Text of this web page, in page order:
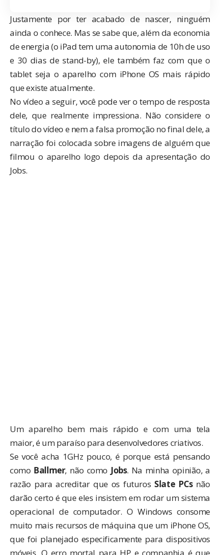
Justamente por ter acabado de nascer, ninguém
ainda o conhece. Mas se sabe que, além da economia
de energia (o iPad tem uma autonomia de 10h de uso
e 30 dias de stand-by), ele também faz com que o
tablet seja o aparelho com iPhone OS mais rápido
que existe atualmente.
No vídeo a seguir, você pode ver o tempo de resposta
dele, que realmente impressiona. Não considere o
título do vídeo e nem a falsa promoção no final dele, a
narração foi colocada sobre imagens de alguém que
filmou o aparelho logo depois da apresentação do
Jobs.
Um aparelho bem mais rápido e com uma tela
maior, é um paraíso para desenvolvedores criativos.
Se você acha 1GHz pouco, é porque está pensando
como Ballmer, não como Jobs. Na minha opinião, a
razão para acreditar que os futuros Slate PCsnão
darão certo é que eles insistem em rodar um sistema
operacional de computador. O Windows consome
muito mais recursos de máquina que um iPhone OS,
que foi planejado especificamente para dispositivos